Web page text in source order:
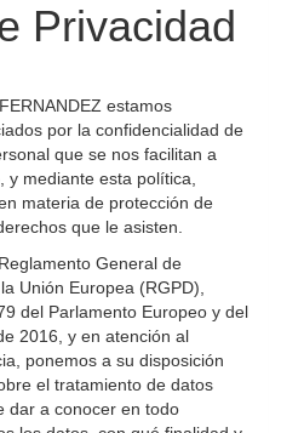
Privacidad
estamos
por la confidencialidad de
que se nos facilitan a
mediante esta política,
materia de protección de
que le asisten.
General de
Unión Europea (RGPD),
del Parlamento Europeo y del
2016, y en atención al
ponemos a su disposición
el tratamiento de datos
dar a conocer en todo